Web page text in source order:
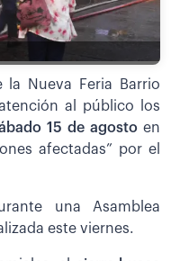
la Nueva Feria Barrio
al público los
15 de agosto en
afectadas” por el
una Asamblea
este viernes.